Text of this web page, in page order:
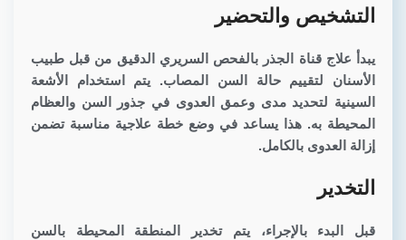
التشخيص والتحضير
يبدأ علاج قناة الجذر بالفحص السريري الدقيق من قبل طبيب
الأسنان لتقييم حالة السن المصاب. يتم استخدام الأشعة
السينية لتحديد مدى وعمق العدوى في جذور السن والعظام
المحيطة به. هذا يساعد في وضع خطة علاجية مناسبة تضمن
إزالة العدوى بالكامل.
التخدير
قبل البدء بالإجراء، يتم تخدير المنطقة المحيطة بالسن